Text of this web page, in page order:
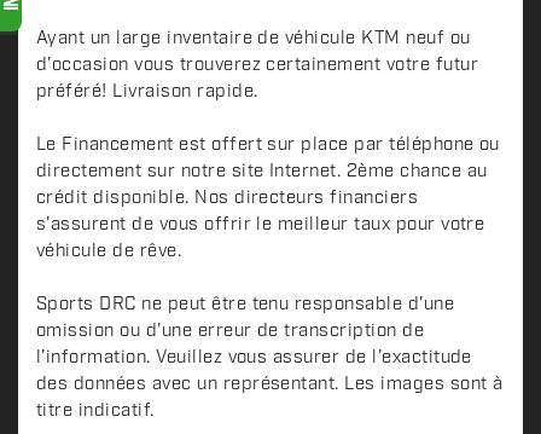
Ayant un large inventaire de véhicule KTM neuf ou
d'occasion vous trouverez certainement votre futur
préféré! Livraison rapide.
Le Financement est offert sur place par téléphone ou
directement sur notre site Internet. 2ème chance au
crédit disponible. Nos directeurs financiers
s'assurent de vous offrir le meilleur taux pour votre
véhicule de rêve.
Sports DRC ne peut être tenu responsable d'une
omission ou d'une erreur de transcription de
l'information. Veuillez vous assurer de l'exactitude
des données avec un représentant. Les images sont à
titre indicatif.